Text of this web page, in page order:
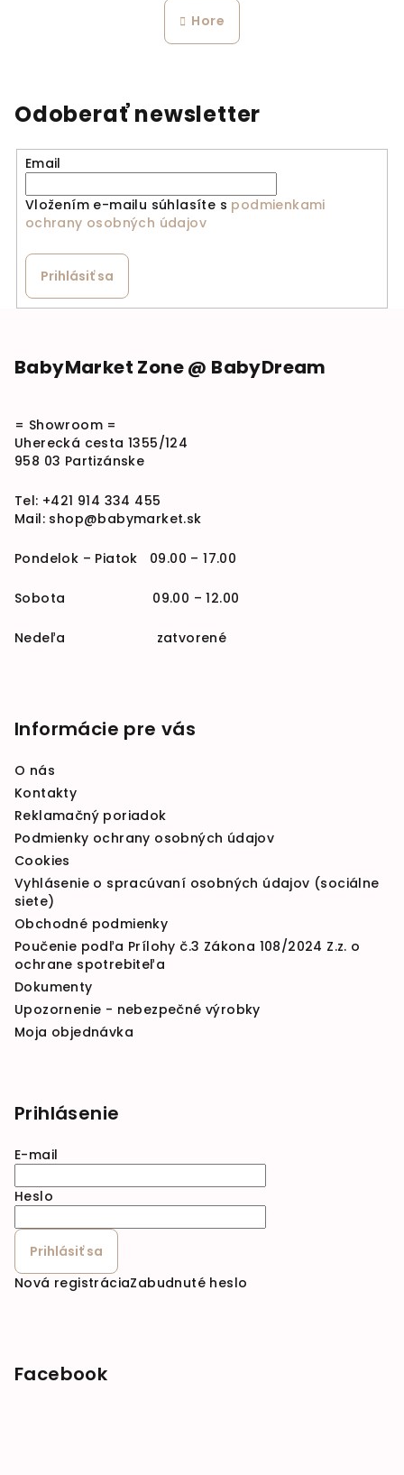
Hore
Odoberať newsletter
Email
Vložením e-mailu súhlasíte s podmienkami
ochrany osobných údajov
Prihlásiť sa
BabyMarket Zone @ BabyDream
= Showroom =
Uherecká cesta 1355/124
958 03 Partizánske
Tel: +421 914 334 455
Mail: shop@babymarket.sk
Pondelok – Piatok 09.00 – 17.00
Sobota 09.00 – 12.00
Nedeľa zatvorené
Informácie pre vás
O nás
Kontakty
Reklamačný poriadok
Podmienky ochrany osobných údajov
Cookies
Vyhlásenie o spracúvaní osobných údajov (sociálne
siete)
Obchodné podmienky
Poučenie podľa Prílohy č.3 Zákona 108/2024 Z.z. o
ochrane spotrebiteľa
Dokumenty
Upozornenie - nebezpečné výrobky
Moja objednávka
Prihlásenie
E-mail
Heslo
Prihlásiť sa
Nová registráciaZabudnuté heslo
Facebook